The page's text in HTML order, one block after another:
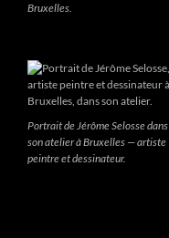
Bruxelles.
Portrait de Jérôme Selosse dans
son atelier à Bruxelles — artiste
peintre et dessinateur.